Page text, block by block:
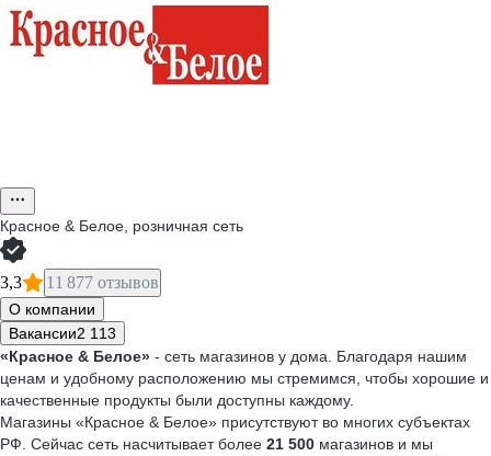
Красное & Белое, розничная сеть
3,3 11 877 отзывов
О компании
Вакансии2 113
«Красное & Белое» - сеть магазинов у дома. Благодаря нашим
ценам и удобному расположению мы стремимся, чтобы хорошие и
качественные продукты были доступны каждому.
Магазины «Красное & Белое» присутствуют во многих субъектах
РФ. Сейчас сеть насчитывает более 21 500 магазинов и мы